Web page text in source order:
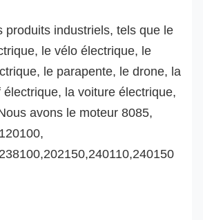
produits industriels, tels que le
le vélo électrique, le
le parapente, le drone, la
électrique, la voiture électrique,
avons le moteur 8085,